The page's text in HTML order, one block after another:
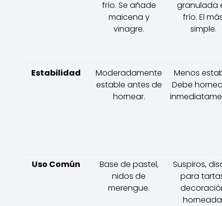
frío. Se añade
maicena y
vinagre.
granulada
frío. El
simple.
Estabilidad
Moderadamente
estable antes de
hornear.
Menos
Debe
Uso Común
Base de pastel,
nidos de
merengue.
Suspiros,
para